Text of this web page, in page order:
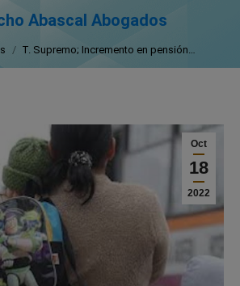
Abascal Abogados
T. Supremo; Incremento en pensión…
Oct
18
2022